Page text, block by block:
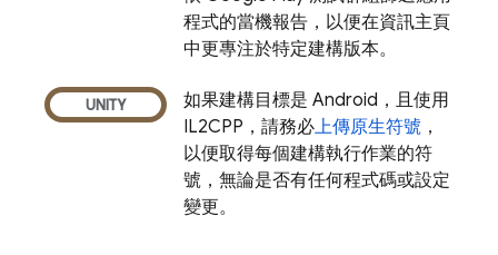
程式的當機報告，以便在資訊主頁
中更專注於特定建構版本。
如果建構目標是 Android，且使用
IL2CPP，請務必上傳原生符號 ，
以便取得每個建構執行作業的符
號，無論是否有任何程式碼或設定
變更。